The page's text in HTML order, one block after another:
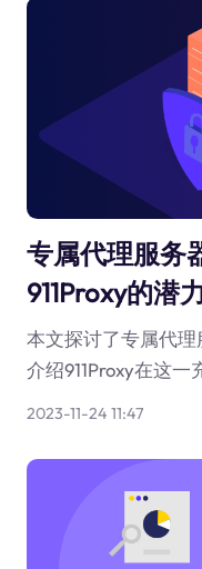
专属代理服务
911Proxy的潜
本文探讨了专属代
介绍911Proxy在这一
2023-11-24 11:47